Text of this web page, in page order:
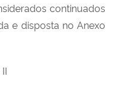
continuados
e disposta no Anexo